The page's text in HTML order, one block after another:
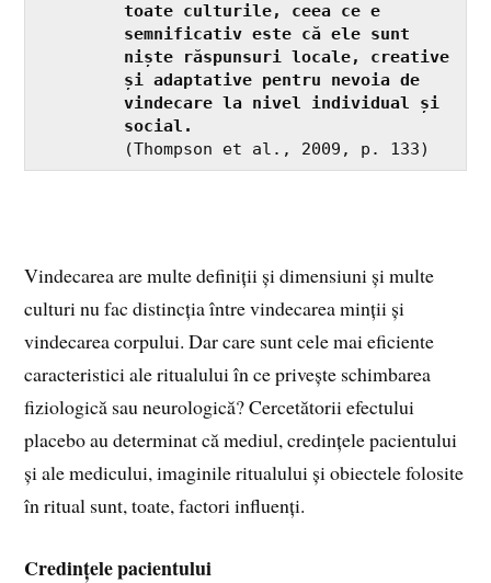
toate culturile, ceea ce e
semnificativ este că ele sunt
niște răspunsuri locale, creative
și adaptative pentru nevoia de
vindecare la nivel individual și
social.
(Thompson et al., 2009, p. 133)
Vindecarea are multe definiții și dimensiuni și multe
culturi nu fac distincția între vindecarea minții și
vindecarea corpului. Dar care sunt cele mai eficiente
caracteristici ale ritualului în ce privește schimbarea
fiziologică sau neurologică? Cercetătorii efectului
placebo au determinat că mediul, credințele pacientului
și ale medicului, imaginile ritualului și obiectele folosite
în ritual sunt, toate, factori influenți.
Credințele pacientului